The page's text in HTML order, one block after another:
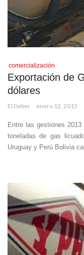
comercialización
Exportación de
dólares
El Deber enero 12, 2015
Entre las gestiones
toneladas de gas
Uruguay y Perú Bolivia